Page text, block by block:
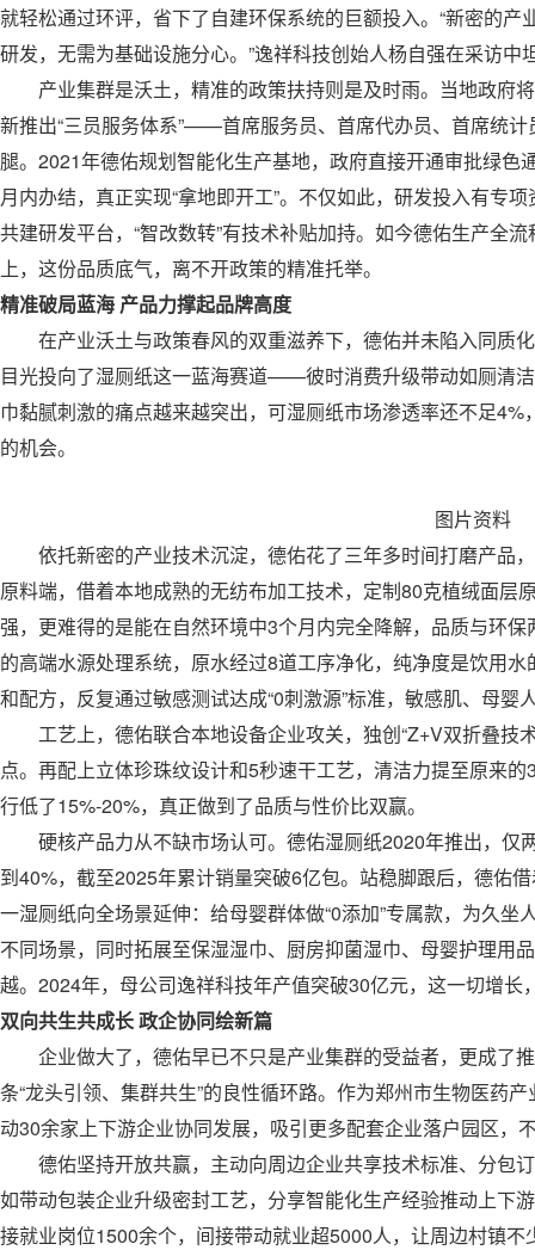
就轻松通过环评，省下了自建环保系统的巨额投入。“新密的
研发，无需为基础设施分心。”逸祥科技创始人杨自强在采访中
产业集群是沃土，精准的政策扶持则是及时雨。当地政府
新推出“三员服务体系”——首席服务员、首席代办员、首席统
腿。2021年德佑规划智能化生产基地，政府直接开通审批绿色
月内办结，真正实现“拿地即开工”。不仅如此，研发投入有专
共建研发平台，“智改数转”有技术补贴加持。如今德佑生产全
上，这份品质底气，离不开政策的精准托举。
精准破局蓝海 产品力撑起品牌高度
在产业沃土与政策春风的双重滋养下，德佑并未陷入同质
目光投向了湿厕纸这一蓝海赛道——彼时消费升级带动如厕清
巾黏腻刺激的痛点越来越突出，可湿厕纸市场渗透率还不足
的机会。
图片资料
依托新密的产业技术沉淀，德佑花了三年多时间打磨产品
原料端，借着本地成熟的无纺布加工技术，定制80克植绒面层
强，更难得的是能在自然环境中3个月内完全降解，品质与环
的高端水源处理系统，原水经过8道工序净化，纯净度是饮用
和配方，反复通过敏感测试达成“0刺激源”标准，敏感肌、母婴
工艺上，德佑联合本地设备企业攻关，独创“Z+V双折叠技
点。再配上立体珍珠纹设计和5秒速干工艺，清洁力提至原来
行低了15%-20%，真正做到了品质与性价比双赢。
硬核产品力从不缺市场认可。德佑湿厕纸2020年推出，仅
到40%，截至2025年累计销量突破6亿包。站稳脚跟后，德佑
一湿厕纸向全场景延伸：给母婴群体做“0添加”专属款，为久
不同场景，同时拓展至保湿湿巾、厨房抑菌湿巾、母婴护理用
越。2024年，母公司逸祥科技年产值突破30亿元，这一切增长
双向共生共成长 政企协同绘新篇
企业做大了，德佑早已不只是产业集群的受益者，更成了推
条“龙头引领、集群共生”的良性循环路。作为郑州市生物医药
动30余家上下游企业协同发展，吸引更多配套企业落户园区，
德佑坚持开放共赢，主动向周边企业共享技术标准、分包
如带动包装企业升级密封工艺，分享智能化生产经验推动上下
接就业岗位1500余个，间接带动就业超5000人，让周边村镇不